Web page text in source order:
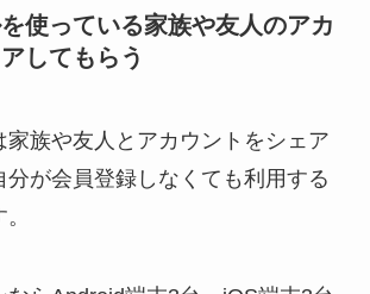
使っている家族や友人のアカ
してもらう
家族や友人とアカウントをシェア
分が会員登録しなくても利用する